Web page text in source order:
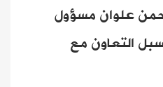
علوان مسؤول
التعاون مع